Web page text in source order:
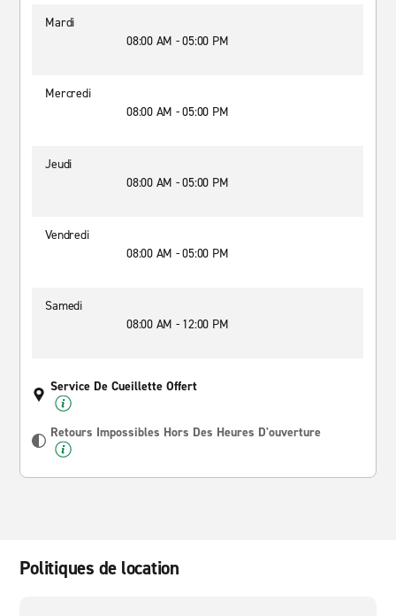
Mardi
08:00 AM - 05:00 PM
Mercredi
08:00 AM - 05:00 PM
Jeudi
08:00 AM - 05:00 PM
Vendredi
08:00 AM - 05:00 PM
Samedi
08:00 AM - 12:00 PM
Service De Cueillette Offert
Retours Impossibles Hors Des Heures D'ouverture
Politiques de location